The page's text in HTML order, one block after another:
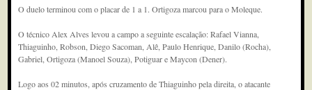
O duelo terminou com o placar de 1 a 1. Ortigoza marcou para o Moleque.
O técnico Alex Alves levou a campo a seguinte escalação: Rafael Vianna,
Thiaguinho, Robson, Diego Sacoman, Alê, Paulo Henrique, Danilo (Rocha),
Gabriel, Ortigoza (Manoel Souza), Potiguar e Maycon (Dener).
Logo aos 02 minutos, após cruzamento de Thiaguinho pela direita, o atacante